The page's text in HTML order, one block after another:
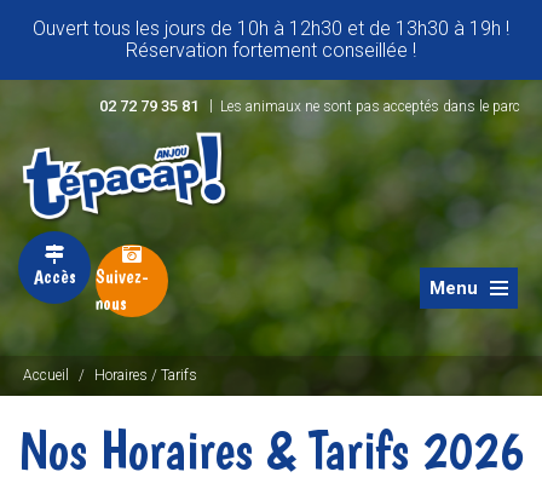
02 72 79 35 81 | Les animaux ne sont pas acceptés dans le parc
Accès
Suivez-
nous
Menu
Ouvert tous les jours de 10h à 12h30 et de 13h30 à 19h !
Réservation fortement conseillée !
Accueil / Horaires / Tarifs
Nos Horaires & Tarifs 2026